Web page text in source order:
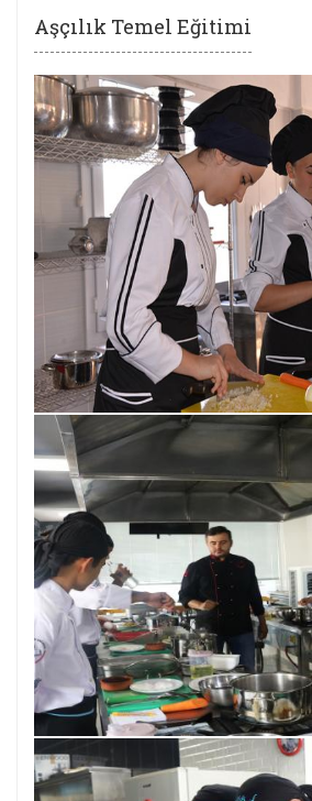
Aşçılık Temel Eğitimi